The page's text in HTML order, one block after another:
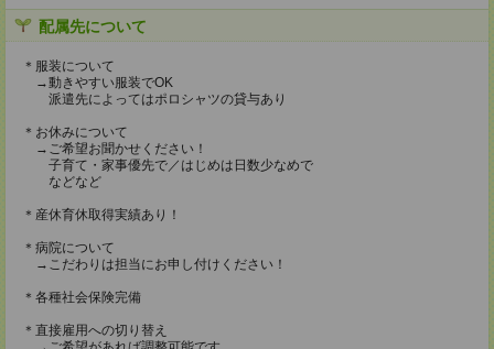
配属先について
＊服装について
→動きやすい服装でOK
派遣先によってはポロシャツの貸与あり
＊お休みについて
→ご希望お聞かせください！
子育て・家事優先で／はじめは日数少なめで
などなど
＊産休育休取得実績あり！
＊病院について
→こだわりは担当にお申し付けください！
＊各種社会保険完備
＊直接雇用への切り替え